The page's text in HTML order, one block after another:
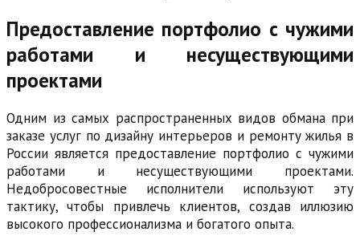
Предоставление портфолио с чужими
работами и несуществующими
проектами
Одним из самых распространенных видов обмана при
заказе услуг по дизайну интерьеров и ремонту жилья в
России является предоставление портфолио с чужими
работами и несуществующими проектами.
Недобросовестные исполнители используют эту
тактику, чтобы привлечь клиентов, создав иллюзию
высокого профессионализма и богатого опыта.